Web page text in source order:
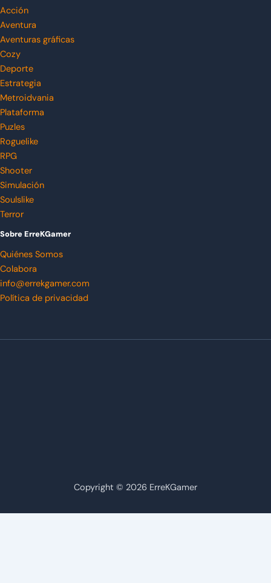
Acción
Aventura
Aventuras gráficas
Cozy
Deporte
Estrategia
Metroidvania
Plataforma
Puzles
Roguelike
RPG
Shooter
Simulación
Soulslike
Terror
Sobre ErreKGamer
Quiénes Somos
Colabora
info@errekgamer.com
Política de privacidad
Copyright © 2026 ErreKGamer